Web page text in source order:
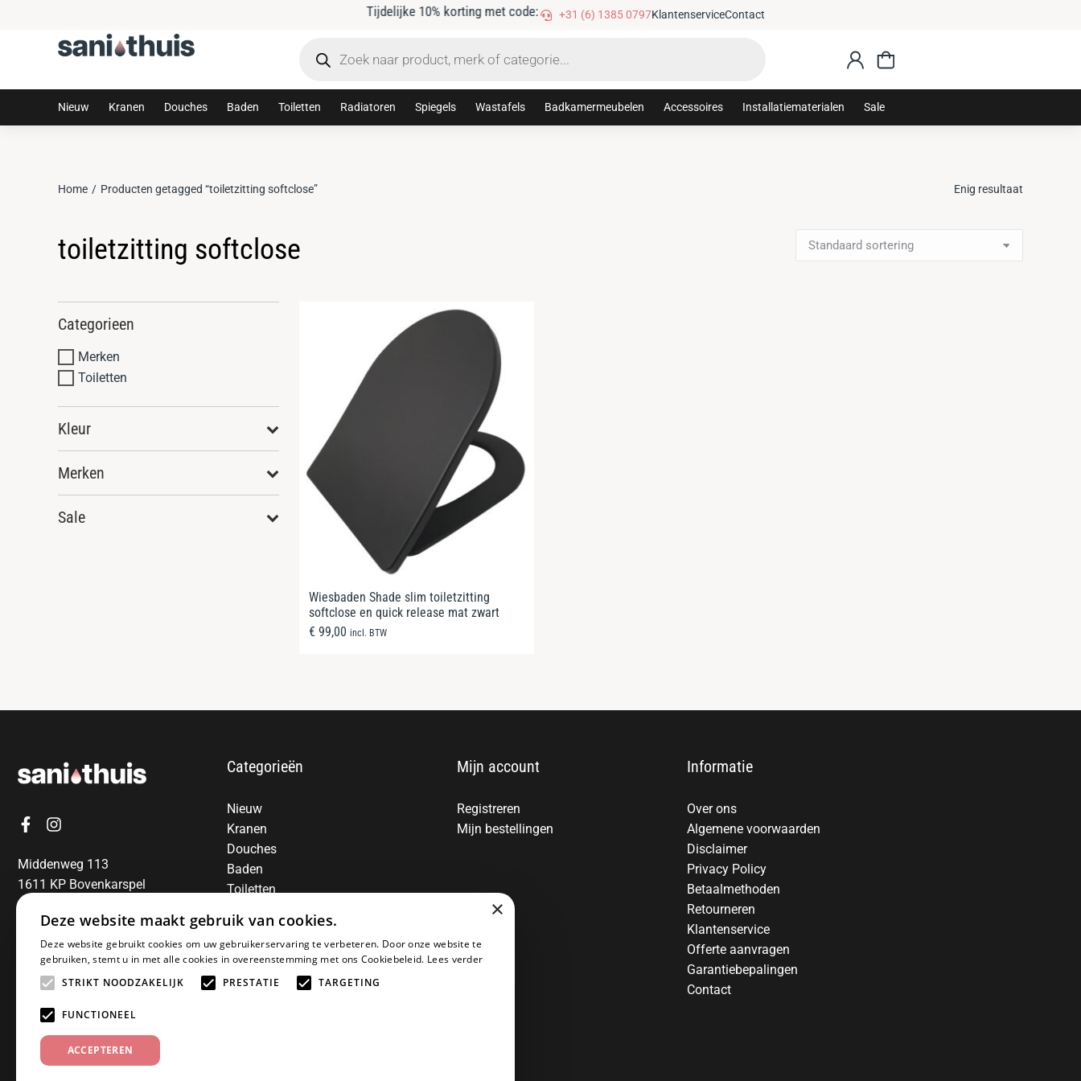
Gratis verzending vanaf €75,-
+31 (6) 1385 0797KlantenserviceContact
Nieuw Kranen Douches Baden Toiletten Radiatoren Spiegels Wastafels Badkamermeubelen Accessoires Installatiematerialen Sale
Je bent hier:
Home Producten getagged “toiletzitting softclose” Enig resultaat
toiletzitting softclose
Categorieen
Merken
Toiletten
Kleur
Merken
Sale
Wiesbaden Shade slim toiletzitting
softclose en quick release mat zwart
€ 99,00 incl. BTW
Middenweg 113
1611 KP Bovenkarspel
06-13850797
Categorieën
Nieuw
Kranen
Douches
Baden
Toiletten
Spiegels
Wastafels
Badkamermeubelen
Accessoires
Mijn account
Registreren
Mijn bestellingen
Informatie
Over ons
Algemene voorwaarden
Disclaimer
Privacy Policy
Betaalmethoden
Retourneren
Klantenservice
Offerte aanvragen
Garantiebepalingen
Contact
×
Deze website maakt gebruik van cookies.
Deze website gebruikt cookies om uw gebruikerservaring te verbeteren. Door onze website te
gebruiken, stemt u in met alle cookies in overeenstemming met ons Cookiebeleid. Lees verder
STRIKT NOODZAKELIJK
PRESTATIE TARGETING
FUNCTIONEEL
ACCEPTEREN